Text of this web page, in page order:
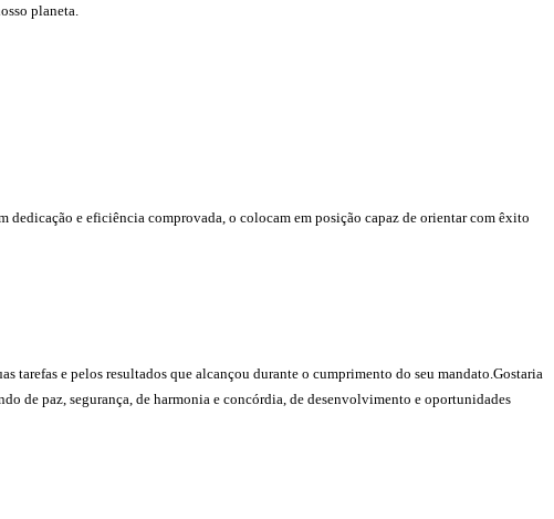
planeta.
dedicação e eficiência comprovada, o colocam em posição capaz de orientar com êxito
tarefas e pelos resultados que alcançou durante o cumprimento do seu mandato.Gostaria
de paz, segurança, de harmonia e concórdia, de desenvolvimento e oportunidades